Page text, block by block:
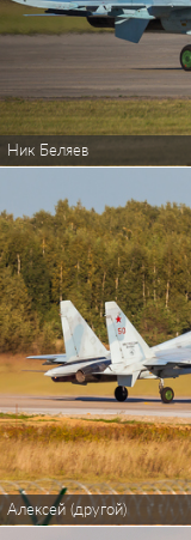
Ник Беляев
Алексей (другой)